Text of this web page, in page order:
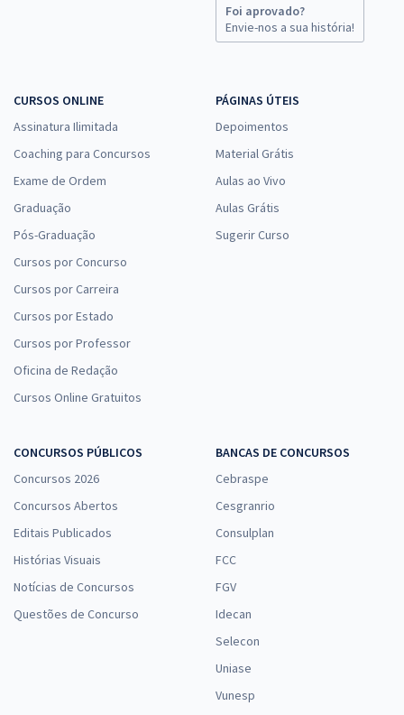
Foi aprovado?
Envie-nos a sua história!
CURSOS ONLINE
Assinatura Ilimitada
Coaching para Concursos
Exame de Ordem
Graduação
Pós-Graduação
Cursos por Concurso
Cursos por Carreira
Cursos por Estado
Cursos por Professor
Oficina de Redação
Cursos Online Gratuitos
PÁGINAS ÚTEIS
Depoimentos
Material Grátis
Aulas ao Vivo
Aulas Grátis
Sugerir Curso
CONCURSOS PÚBLICOS
Concursos 2026
Concursos Abertos
Editais Publicados
Histórias Visuais
Notícias de Concursos
Questões de Concurso
BANCAS DE CONCURSOS
Cebraspe
Cesgranrio
Consulplan
FCC
FGV
Idecan
Selecon
Uniase
Vunesp